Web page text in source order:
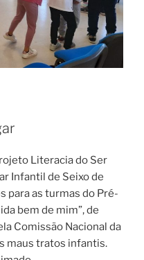
Literacia do Ser
Infantil de Seixo de
para as turmas do Pré-
bem de mim”, de
Comissão Nacional da
maus tratos infantis.